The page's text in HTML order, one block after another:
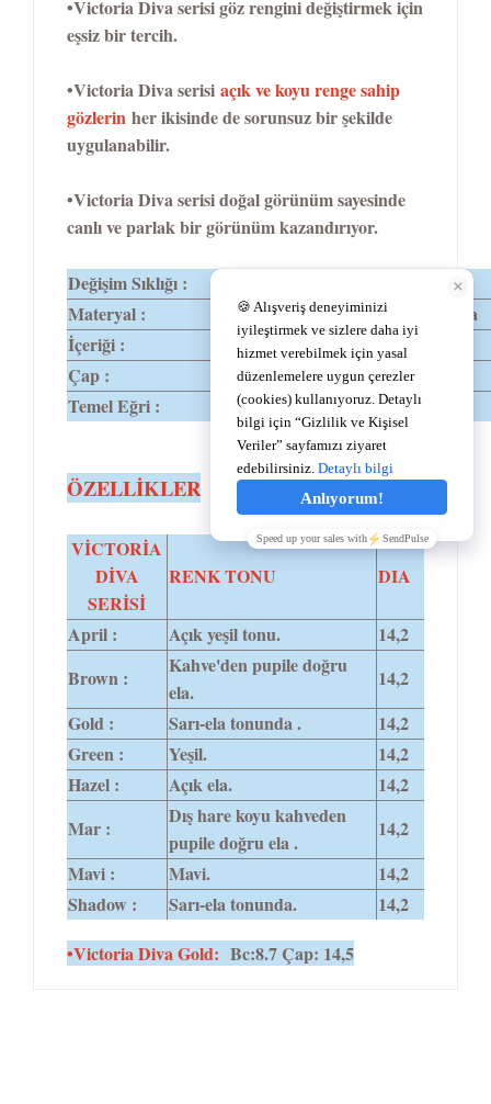
•Victoria Diva serisi göz rengini değiştirmek için
eşsiz bir tercih.
•Victoria Diva serisi açık ve koyu renge sahip
gözlerin her ikisinde de sorunsuz bir şekilde
uygulanabilir.
•Victoria Diva serisi doğal görünüm sayesinde
canlı ve parlak bir görünüm kazandırıyor.
Değişim Sıklığı :
Materyal :
%62Polyhema
İçeriği :
%38 Su
Çap :
14,2
Temel Eğri :
8,6
TEMEL
ÖZELLİKLER
VİCTORİA
DİVA
SERİSİ
RENK TONU DIA
April : Açık yeşil tonu.
14,2
Brown :
Kahve'den pupile doğru
ela.
14,2
Gold :
Sarı-ela tonunda .
14,2
Green :
Yeşil.
14,2
Hazel :
Açık ela.
14,2
Mar :
Dış hare koyu kahveden
pupile doğru ela .
14,2
Mavi :
Mavi.
14,2
Shadow :
Sarı-ela tonunda.
14,2
•Victoria Diva Gold: Bc:8.7 Çap: 14,5